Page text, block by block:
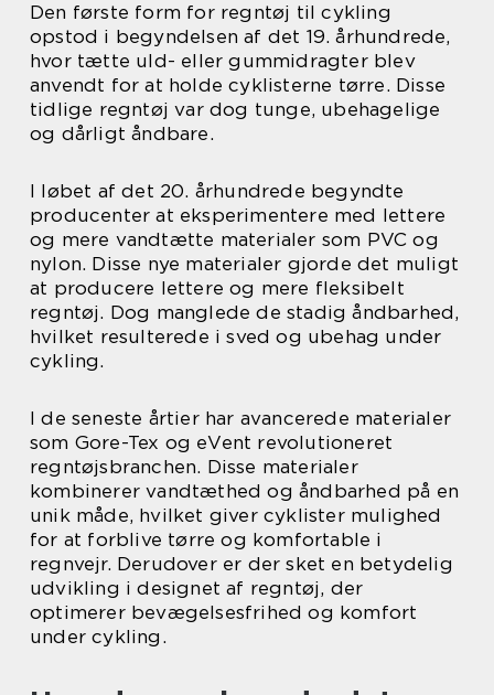
Den første form for regntøj til cykling
opstod i begyndelsen af det 19. århundrede,
hvor tætte uld- eller gummidragter blev
anvendt for at holde cyklisterne tørre. Disse
tidlige regntøj var dog tunge, ubehagelige
og dårligt åndbare.
I løbet af det 20. århundrede begyndte
producenter at eksperimentere med lettere
og mere vandtætte materialer som PVC og
nylon. Disse nye materialer gjorde det muligt
at producere lettere og mere fleksibelt
regntøj. Dog manglede de stadig åndbarhed,
hvilket resulterede i sved og ubehag under
cykling.
I de seneste årtier har avancerede materialer
som Gore-Tex og eVent revolutioneret
regntøjsbranchen. Disse materialer
kombinerer vandtæthed og åndbarhed på en
unik måde, hvilket giver cyklister mulighed
for at forblive tørre og komfortable i
regnvejr. Derudover er der sket en betydelig
udvikling i designet af regntøj, der
optimerer bevægelsesfrihed og komfort
under cykling.